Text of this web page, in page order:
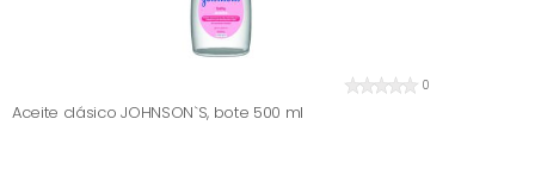
0
Aceite clásico JOHNSON`S, bote 500 ml